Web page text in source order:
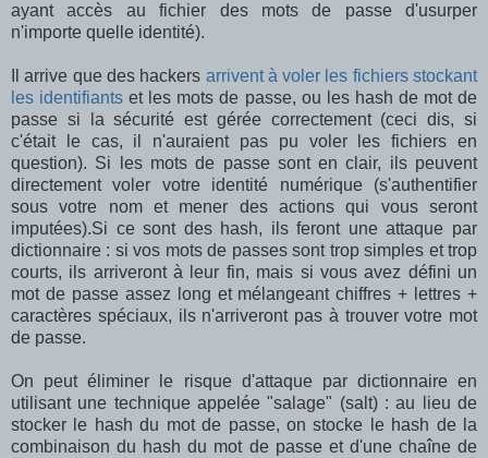
ayant accès au fichier des mots de passe d'usurper
n'importe quelle identité).
Il arrive que des hackers arrivent à voler les fichiers stockant
les identifiants et les mots de passe, ou les hash de mot de
passe si la sécurité est gérée correctement (ceci dis, si
c'était le cas, il n'auraient pas pu voler les fichiers en
question). Si les mots de passe sont en clair, ils peuvent
directement voler votre identité numérique (s'authentifier
sous votre nom et mener des actions qui vous seront
imputées).Si ce sont des hash, ils feront une attaque par
dictionnaire : si vos mots de passes sont trop simples et trop
courts, ils arriveront à leur fin, mais si vous avez défini un
mot de passe assez long et mélangeant chiffres + lettres +
caractères spéciaux, ils n'arriveront pas à trouver votre mot
de passe.
On peut éliminer le risque d'attaque par dictionnaire en
utilisant une technique appelée "salage" (salt) : au lieu de
stocker le hash du mot de passe, on stocke le hash de la
combinaison du hash du mot de passe et d'une chaîne de